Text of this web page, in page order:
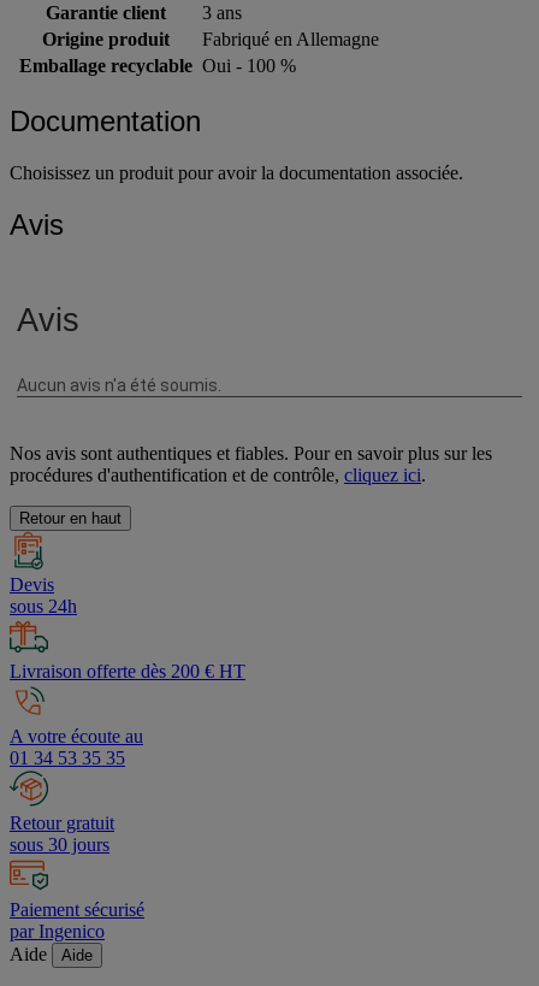
Garantie client
3 ans
Origine produit
Fabriqué en Allemagne
Emballage recyclable Oui - 100 %
Documentation
Choisissez un produit pour avoir la documentation associée.
Avis
Nos avis sont authentiques et fiables. Pour en savoir plus sur les
procédures d'authentification et de contrôle, cliquez ici.
Retour en haut
Devis
sous 24h
Livraison offerte dès 200 € HT
A votre écoute au
01 34 53 35 35
Retour gratuit
sous 30 jours
Paiement sécurisé
par Ingenico
Aide
Aide